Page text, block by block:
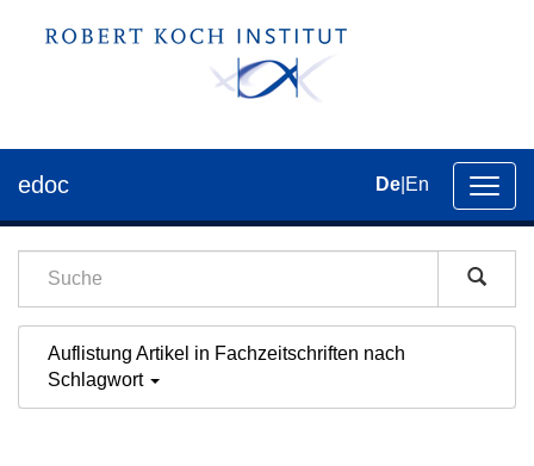
der
edoc De En
Auflistung Artikel in Fachzeitschriften nach
Schlagwort